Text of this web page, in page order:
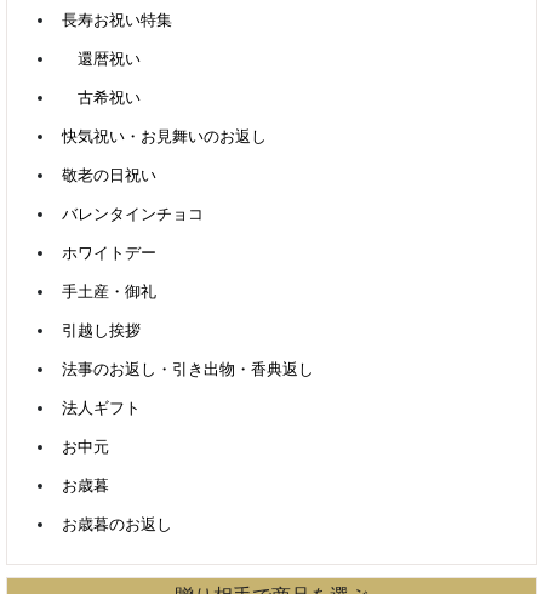
長寿お祝い特集
還暦祝い
古希祝い
快気祝い・お見舞いのお返し
敬老の日祝い
バレンタインチョコ
ホワイトデー
手土産・御礼
引越し挨拶
法事のお返し・引き出物・香典返し
法人ギフト
お中元
お歳暮
お歳暮のお返し